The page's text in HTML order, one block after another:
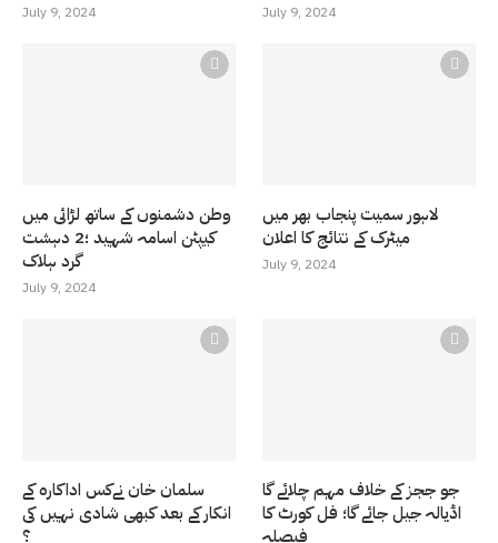
July 9, 2024 July 9, 2024
وطن دشمنوں کے ساتھ لڑائی میں
کیپٹن اسامہ شہید ؛2 دہشت
گرد ہلاک
July 9, 2024
لاہور سمیت پنجاب بھر میں
میٹرک کے نتائج کا اعلان
July 9, 2024
سلمان خان نےکس اداکارہ کے
انکار کے بعد کبھی شادی نہیں کی
؟
جو ججز کے خلاف مہم چلائے گا
اڈیالہ جیل جائے گا؛ فل کورٹ کا
فیصلہ